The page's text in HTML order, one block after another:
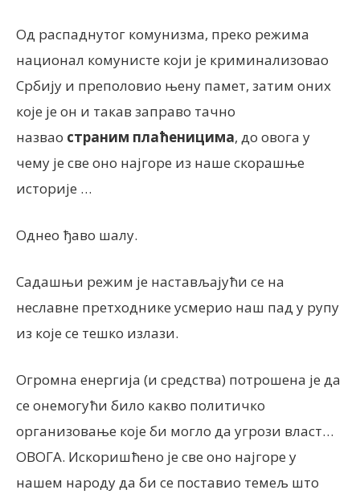
Од распаднутог комунизма, преко режима
национал комунисте који је криминализовао
Србију и преполовио њену памет, затим оних
које је он и такав заправо тачно
назвао страним плаћеницима, до овога у
чему је све оно најгоре из наше скорашње
историје …
Однео ђаво шалу.
Садашњи режим је настављајући се на
неславне претходнике усмерио наш пад у рупу
из које се тешко излази.
Огромна енергија (и средства) потрошена је да
се онемогући било какво политичко
организовање које би могло да угрози власт…
ОВОГА. Искоришћено је све оно најгоре у
нашем народу да би се поставио темељ што